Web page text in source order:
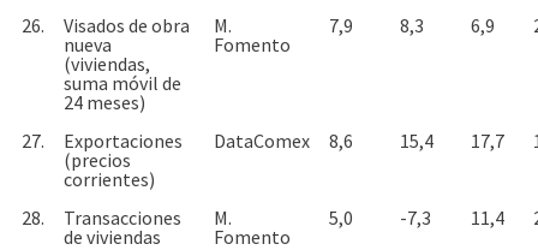
26.
Visados de obra
nueva
(viviendas,
suma móvil de
24 meses)
M.
Fomento
7,9 8,3 6,9
27.
Exportaciones
(precios
corrientes)
DataComex 8,6 15,4 17,7
28.
Transacciones
de viviendas
M.
Fomento
5,0 -7,3 11,4